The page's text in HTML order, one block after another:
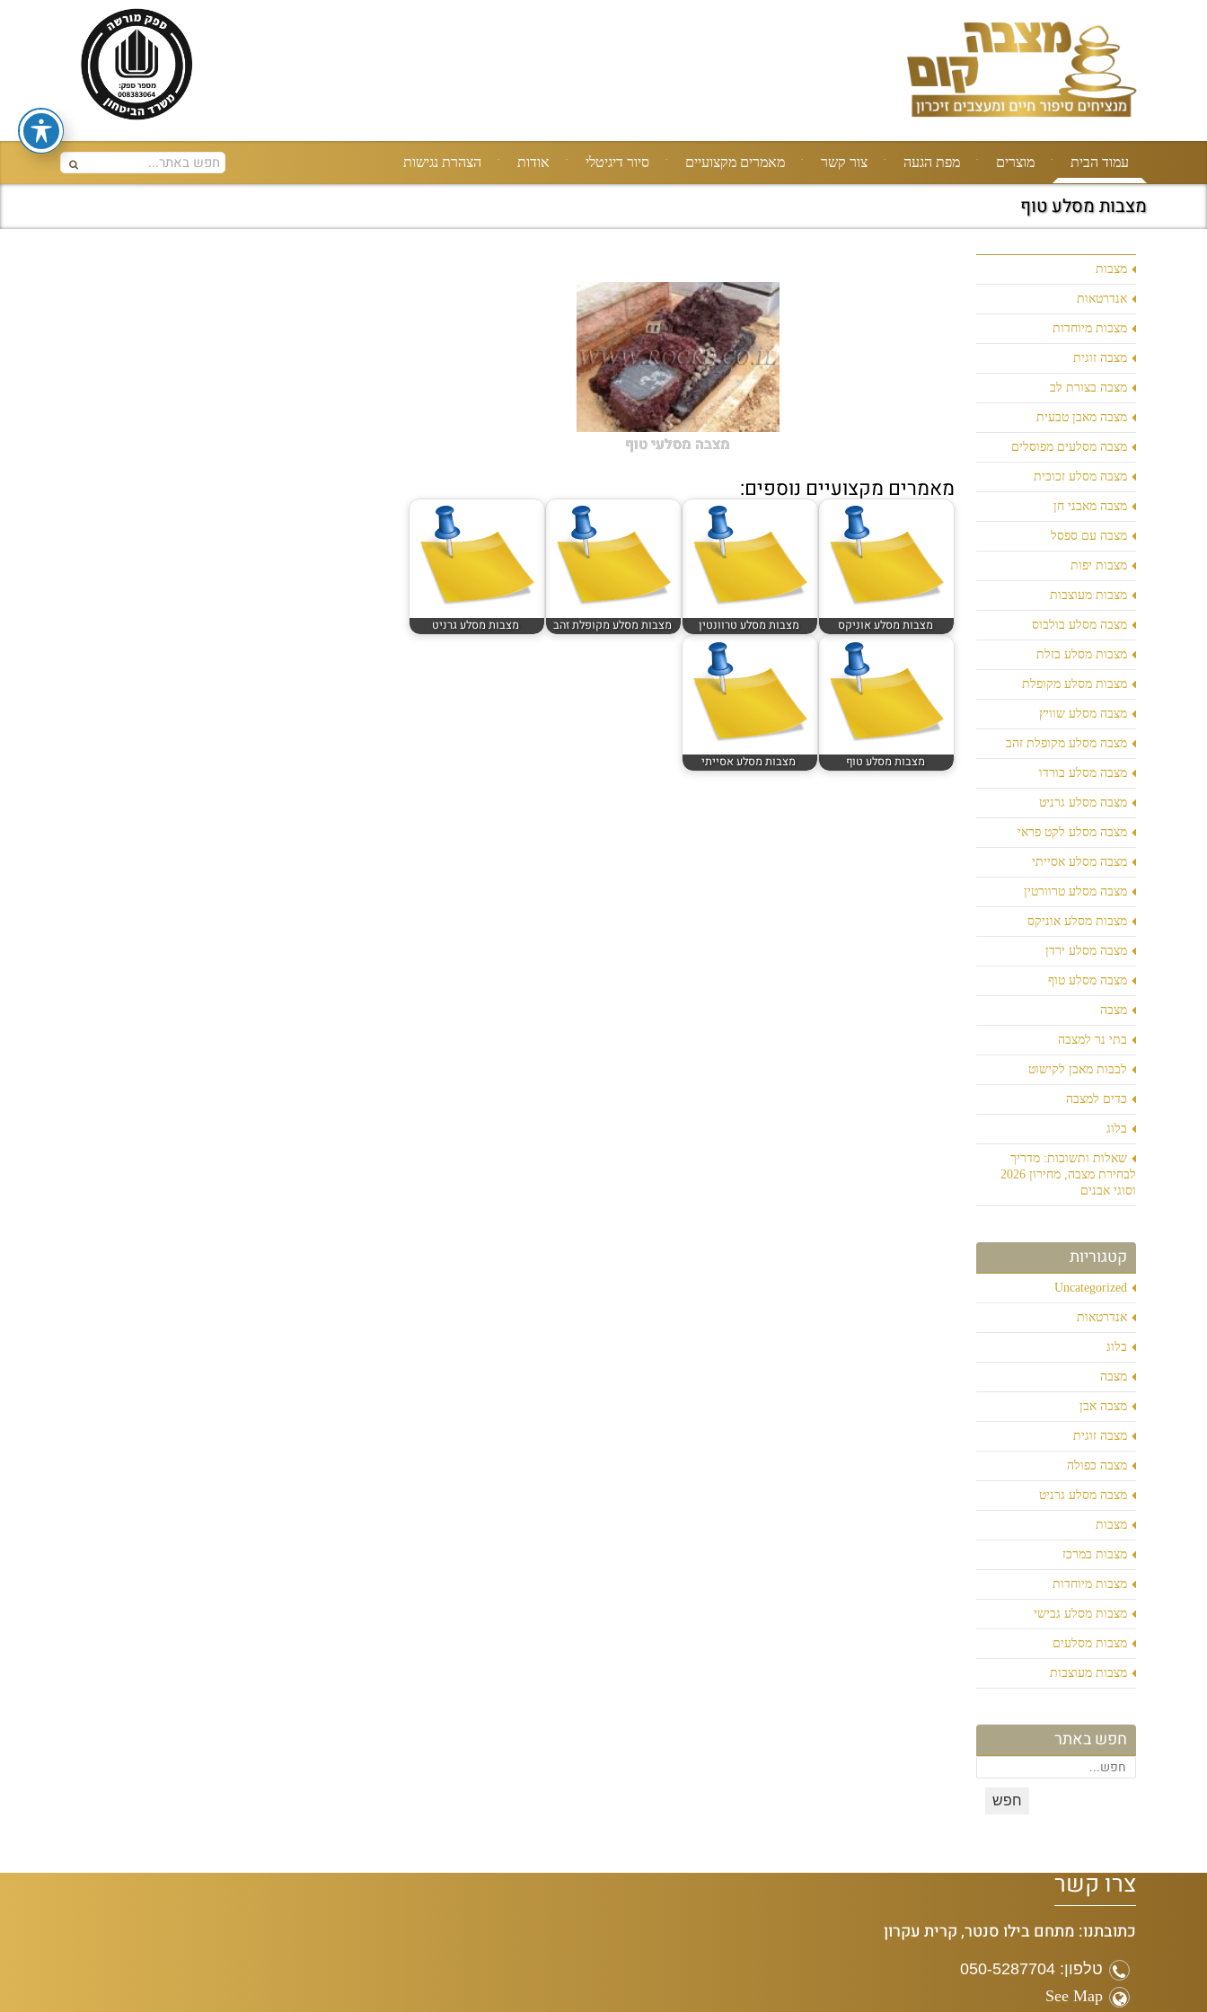
עמוד הבית מוצרים מפת הגעה צור קשר מאמרים מקצועיים סיור דיגיטלי אודות הצהרת נגישות
מצבות מסלע טוף
מצבות
אנדרטאות
מצבות מיוחדות
מצבה זוגית
מצבה בצורת לב
מצבה מאבן טבעית
מצבה מסלעים מפוסלים
מצבה מסלע זכוכית
מצבה מאבני חן
מצבה עם ספסל
מצבות יפות
מצבות מעוצבות
מצבה מסלע בולבוס
מצבות מסלע בזלת
מצבות מסלע מקופלת
מצבה מסלע שוויץ
מצבה מסלע מקופלת זהב
מצבה מסלע בורדו
מצבה מסלע גרניט
מצבה מסלע לקט פראי
מצבה מסלע אסייתי
מצבה מסלע טרוורטין
מצבות מסלע אוניקס
מצבה מסלע ירדן
מצבה מסלע טוף
מצבה
בתי נר למצבה
לבבות מאבן לקישוט
כדים למצבה
בלוג
שאלות ותשובות: מדריך
לבחירת מצבה, מחירון 2026
וסוגי אבנים
קטגוריות
Uncategorized
אנדרטאות
בלוג
מצבה
מצבה אבן
מצבה זוגית
מצבה כפולה
מצבה מסלע גרניט
מצבות
מצבות במרכז
מצבות מיוחדות
מצבות מסלע גבישי
מצבות מסלעים
מצבות מעוצבות
חפש באתר
מצבה מסלעי טוף
מאמרים מקצועיים נוספים:
מצבות מסלע אוניקס מצבות מסלע טרוונטין מצבות מסלע מקופלת זהב מצבות מסלע גרניט
מצבות מסלע טוף מצבות מסלע אסייתי
צרו קשר
כתובתנו: מתחם בילו סנטר, קרית עקרון
טלפון: 050-5287704
See Map